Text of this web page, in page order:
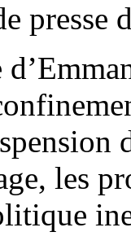
presse
les